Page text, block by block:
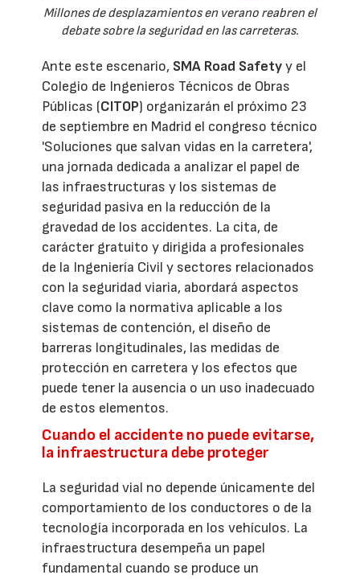
Millones de desplazamientos en verano reabren el
debate sobre la seguridad en las carreteras.
Ante este escenario, SMA Road Safetyy el
Colegio de Ingenieros Técnicos de Obras
Públicas (CITOP) organizarán el próximo 23
de septiembre en Madrid el congreso técnico
'Soluciones que salvan vidas en la carretera',
una jornada dedicada a analizar el papel de
las infraestructuras y los sistemas de
seguridad pasiva en la reducción de la
gravedad de los accidentes. La cita, de
carácter gratuito y dirigida a profesionales
de la Ingeniería Civil y sectores relacionados
con la seguridad viaria, abordará aspectos
clave como la normativa aplicable a los
sistemas de contención, el diseño de
barreras longitudinales, las medidas de
protección en carretera y los efectos que
puede tener la ausencia o un uso inadecuado
de estos elementos.
Cuando el accidente no puede evitarse,
la infraestructura debe proteger
La seguridad vial no depende únicamente del
comportamiento de los conductores o de la
tecnología incorporada en los vehículos. La
infraestructura desempeña un papel
fundamental cuando se produce un